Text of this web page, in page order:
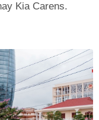
Kia Carens.